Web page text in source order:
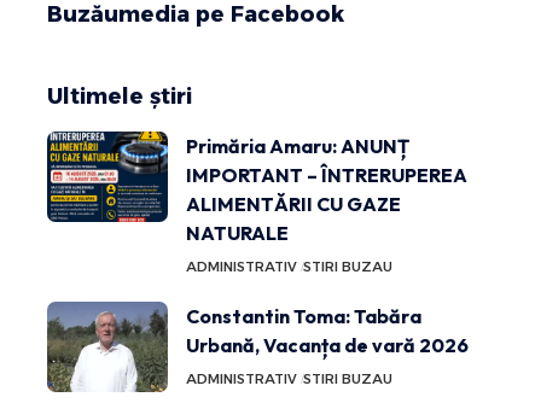
Buzăumedia pe Facebook
Ultimele știri
Primăria Amaru: ANUNȚ
IMPORTANT – ÎNTRERUPEREA
ALIMENTĂRII CU GAZE
NATURALE
ADMINISTRATIV STIRI BUZAU
Constantin Toma: Tabăra
Urbană, Vacanța de vară 2026
ADMINISTRATIV STIRI BUZAU